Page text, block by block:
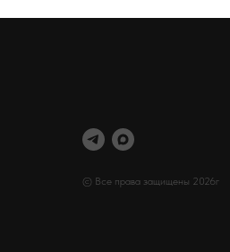
© Все права защищены 2026г